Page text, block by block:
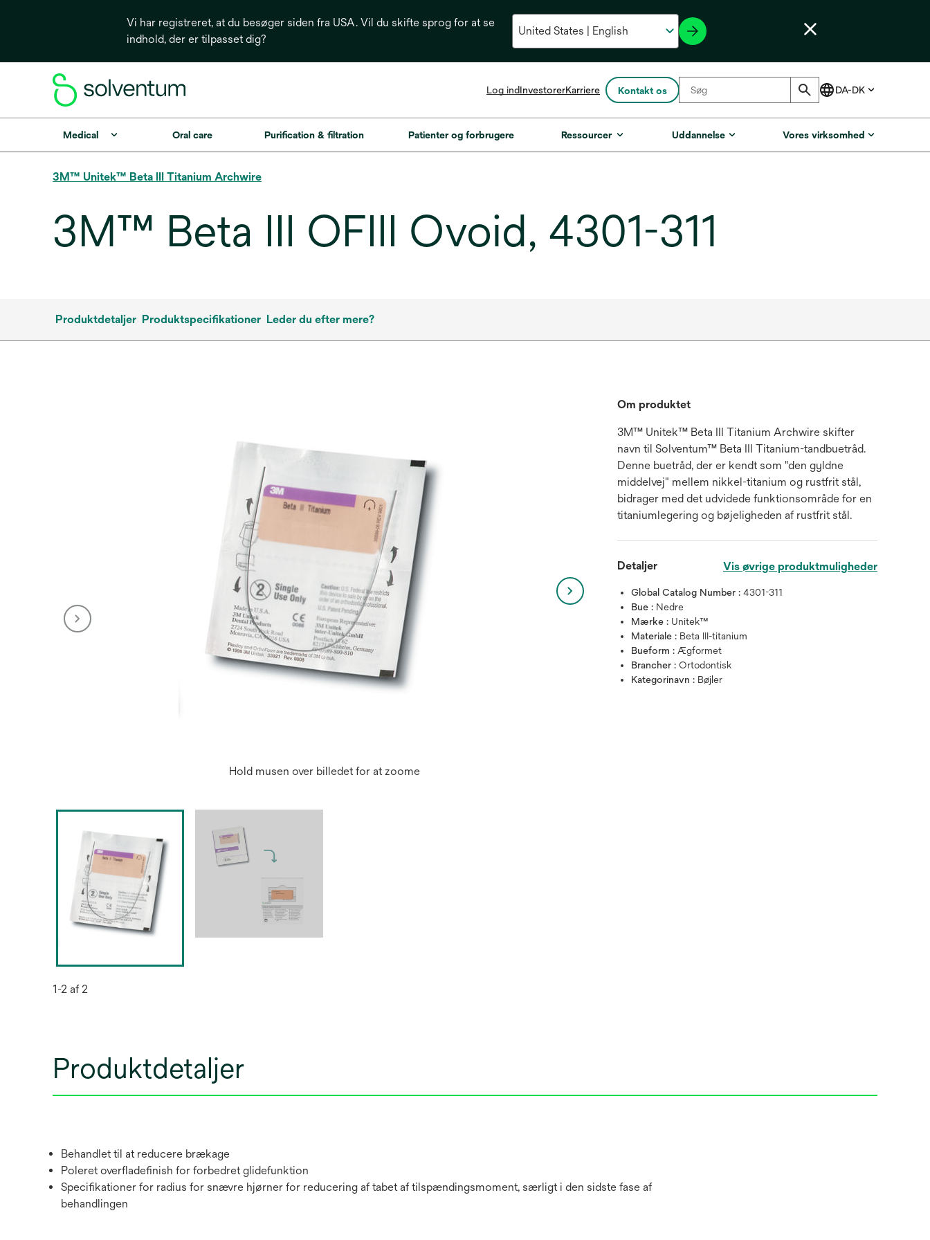
Vi har registreret, at du besøger siden fra USA. Vil du skifte sprog for at se
indhold, der er tilpasset dig?
Log indInvestoreropens
a
new
Karriere Kontakt os
Medical Oral care Purification & filtration Patienter og forbrugere Ressourcer Uddannelse Vores virksomhed
3M™ Unitek™ Beta III Titanium Archwire
3M™ Beta III OFIII Ovoid, 4301-311
Produktdetaljer Produktspecifikationer Leder du efter mere?
Hold musen over billedet for at zoome
1-2 af 2
Om produktet
3M™ Unitek™ Beta III Titanium Archwire skifter
navn til Solventum™ Beta III Titanium-tandbuetråd.
Denne buetråd, der er kendt som "den gyldne
middelvej" mellem nikkel-titanium og rustfrit stål,
bidrager med det udvidede funktionsområde for en
titaniumlegering og bøjeligheden af rustfrit stål.
Detaljer Vis øvrige produktmuligheder
Global Catalog Number :4301-311
Bue : Nedre
Mærke : Unitek™
Materiale : Beta III-titanium
Bueform : Ægformet
Brancher :Ortodontisk
Kategorinavn : Bøjler
Produktdetaljer
Behandlet til at reducere brækage
Poleret overfladefinish for forbedret glidefunktion
Specifikationer for radius for snævre hjørner for reducering af tabet af tilspændingsmoment, særligt i den sidste fase af
behandlingen